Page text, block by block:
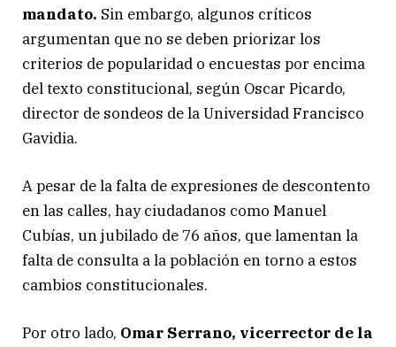
mandato. Sin embargo, algunos críticos
argumentan que no se deben priorizar los
criterios de popularidad o encuestas por encima
del texto constitucional, según Oscar Picardo,
director de sondeos de la Universidad Francisco
Gavidia.
A pesar de la falta de expresiones de descontento
en las calles, hay ciudadanos como Manuel
Cubías, un jubilado de 76 años, que lamentan la
falta de consulta a la población en torno a estos
cambios constitucionales.
Por otro lado, Omar Serrano, vicerrector de la